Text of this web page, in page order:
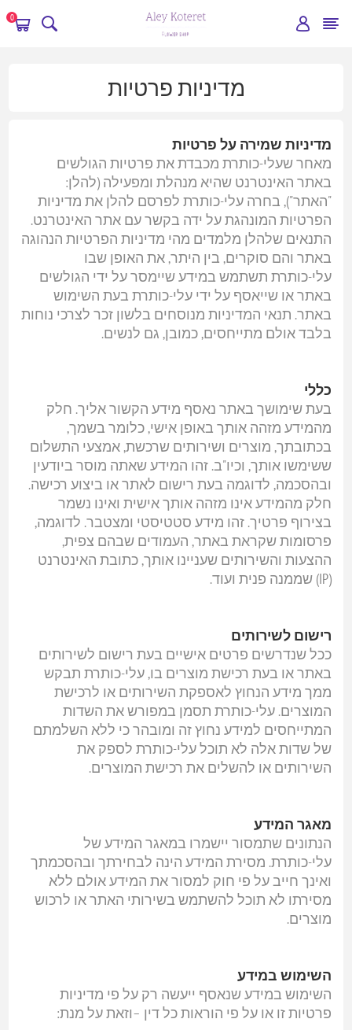
0
מדיניות פרטיות
מדיניות שמירה על פרטיות
מאחר שעלי-כותרת מכבדת את פרטיות הגולשים
באתר האינטרנט שהיא מנהלת ומפעילה (להלן:
"האתר"), בחרה עלי-כותרת לפרסם להלן את מדיניות
הפרטיות המונהגת על ידה בקשר עם אתר האינטרנט.
התנאים שלהלן מלמדים מהי מדיניות הפרטיות הנהוגה
באתר והם סוקרים, בין היתר, את האופן שבו
עלי-כותרת תשתמש במידע שיימסר על ידי הגולשים
באתר או שייאסף על ידי עלי-כותרת בעת השימוש
באתר. תנאי המדיניות מנוסחים בלשון זכר לצרכי נוחות
בלבד אולם מתייחסים, כמובן, גם לנשים.
כללי
בעת שימושך באתר נאסף מידע הקשור אליך. חלק
מהמידע מזהה אותך באופן אישי, כלומר בשמך,
בכתובתך, מוצרים ושירותים שרכשת, אמצעי התשלום
ששימשו אותך, וכיו"ב. זהו המידע שאתה מוסר ביודעין
ובהסכמה, לדוגמה בעת רישום לאתר או ביצוע רכישה.
חלק מהמידע אינו מזהה אותך אישית ואינו נשמר
בצירוף פרטיך. זהו מידע סטטיסטי ומצטבר. לדוגמה,
פרסומות שקראת באתר, העמודים שבהם צפית,
ההצעות והשירותים שעניינו אותך, כתובת האינטרנט
(IP) שממנה פנית ועוד.
רישום לשירותים
ככל שנדרשים פרטים אישיים בעת רישום לשירותים
באתר או בעת רכישת מוצרים בו, עלי-כותרת תבקש
ממך מידע הנחוץ לאספקת השירותים או לרכישת
המוצרים. עלי-כותרת תסמן במפורש את השדות
המתייחסים למידע נחוץ זה ומובהר כי ללא השלמתם
של שדות אלה לא תוכל עלי-כותרת לספק את
השירותים או להשלים את רכישת המוצרים.
מאגר המידע
הנתונים שתמסור יישמרו במאגר המידע של
עלי-כותרת. מסירת המידע הינה לבחירתך ובהסכמתך
ואינך חייב על פי חוק למסור את המידע אולם ללא
מסירתו לא תוכל להשתמש בשירותי האתר או לרכוש
מוצרים.
השימוש במידע
השימוש במידע שנאסף ייעשה רק על פי מדיניות
פרטיות זו או על פי הוראות כל דין –וזאת על מנת: